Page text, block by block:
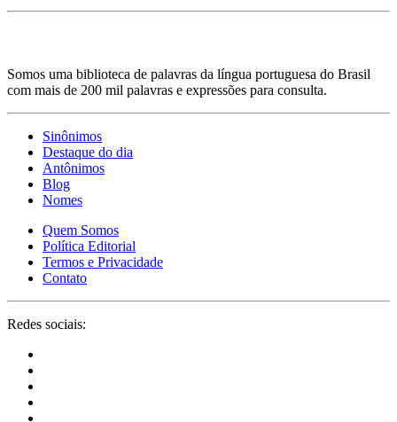
Somos uma biblioteca de palavras da língua portuguesa do Brasil
com mais de 200 mil palavras e expressões para consulta.
Sinônimos
Destaque do dia
Antônimos
Blog
Nomes
Quem Somos
Política Editorial
Termos e Privacidade
Contato
Redes sociais: